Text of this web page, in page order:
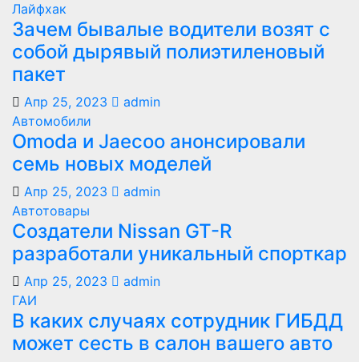
Лайфхак
Зачем бывалые водители возят с
собой дырявый полиэтиленовый
пакет
Апр 25, 2023
admin
Автомобили
Оmoda и Jaecoo анонсировали
семь новых моделей
Апр 25, 2023
admin
Автотовары
Создатели Nissan GT-R
разработали уникальный спорткар
Апр 25, 2023
admin
ГАИ
В каких случаях сотрудник ГИБДД
может сесть в салон вашего авто